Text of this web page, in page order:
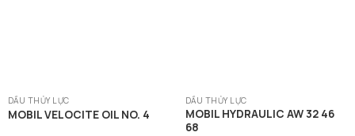
DẦU THỦY LỰC
MOBIL VELOCITE OIL NO. 4
DẦU THỦY LỰC
MOBIL HYDRAULIC AW 32 46
68